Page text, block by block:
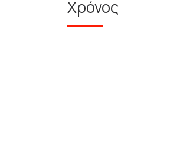
Χρόνος